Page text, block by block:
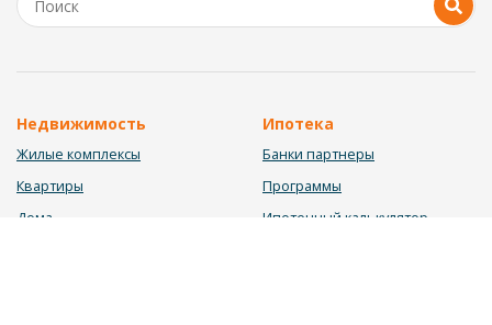
Недвижимость
Жилые комплексы
Квартиры
Дома
Ипотека
Банки партнеры
Программы
Ипотечный калькулятор